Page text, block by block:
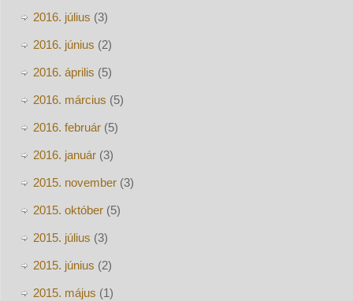
2016. július (3)
2016. június (2)
2016. április (5)
2016. március (5)
2016. február(5)
2016. január(3)
2015. november(3)
2015. október(5)
2015. július (3)
2015. június (2)
2015. május (1)